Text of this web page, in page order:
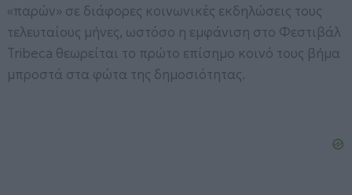
«παρών» σε διάφορες κοινωνικές εκδηλώσεις τους
τελευταίους μήνες, ωστόσο η εμφάνιση στο Φεστιβάλ
Tribeca θεωρείται το πρώτο επίσημο κοινό τους βήμα
μπροστά στα φώτα της δημοσιότητας.